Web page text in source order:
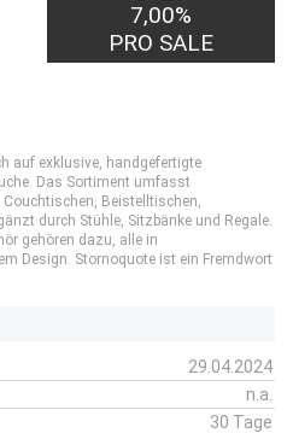
7,00%
PRO SALE
auf exklusive, handgefertigte
Das Sortiment umfasst
Beistelltischen,
durch Stühle, Sitzbänke und Regale.
gehören dazu, alle in
Design. Stornoquote ist ein Fremdwort
29.04.2024
n.a.
30 Tage